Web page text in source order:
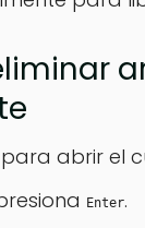
para abrir el
Enter.